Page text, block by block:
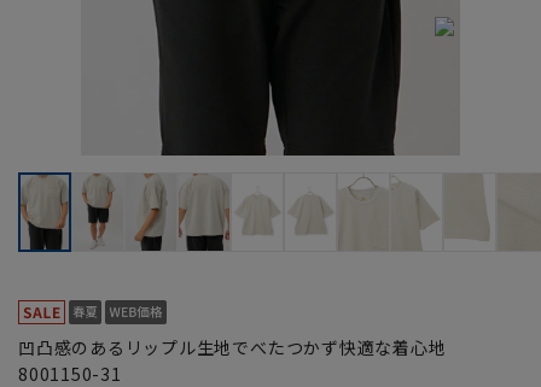
凹凸感のあるリップル生地でべたつかず快適な着心地
8001150-31